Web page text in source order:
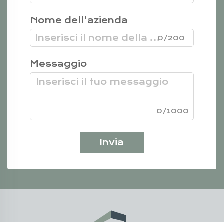
Nome dell'azienda
0/200
Messaggio
0/1000
Invia